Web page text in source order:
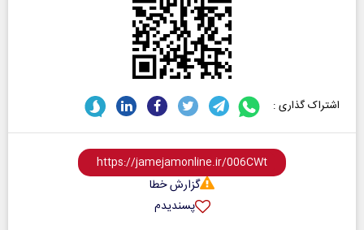
اشتراک گذاری :
گزارش خطا
پسندیدم